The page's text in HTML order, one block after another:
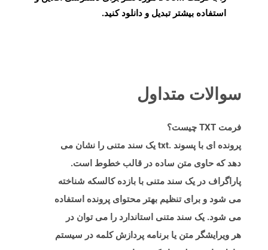
استفاده بیشتر تبدیل و دانلود کنید.
سوالات متداول
فرمت TXT چیست؟
پرونده ای با پسوند .txt یک سند متنی را نشان می
دهد که حاوی متن ساده در قالب خطوط است.
پاراگراف در یک سند متنی با بازده کالسکه شناخته
می شود و برای تنظیم بهتر محتوای پرونده استفاده
می شود. یک سند متنی استاندارد را می توان در
هر ویرایشگر متن یا برنامه پردازش کلمه در سیستم